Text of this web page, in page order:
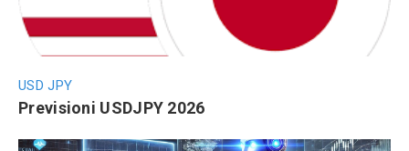
USD JPY
Previsioni USDJPY 2026